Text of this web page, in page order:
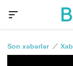
Son xəbərlər